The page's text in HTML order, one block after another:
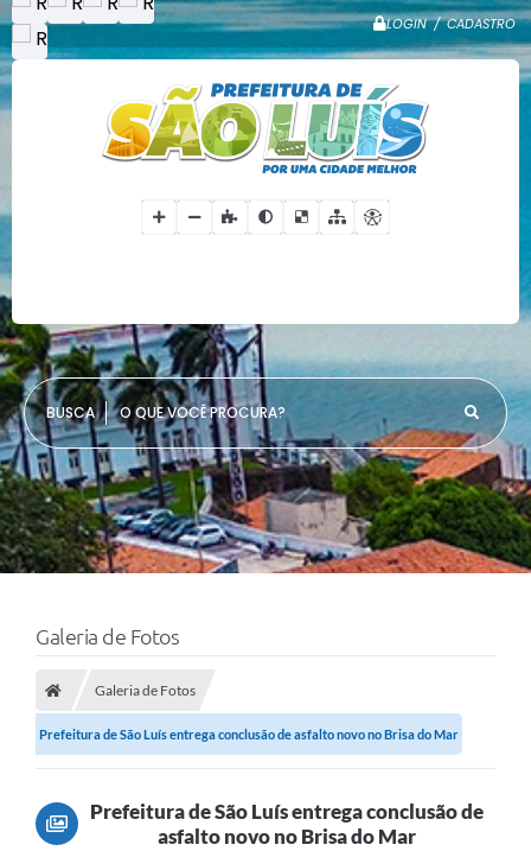
LOGIN / CADASTRO
O QUE VOCÊ PROCURA?
Galeria de Fotos
Galeria de Fotos
Prefeitura de São Luís entrega conclusão de asfalto novo no Brisa do Mar
Prefeitura de São Luís entrega conclusão de
asfalto novo no Brisa do Mar